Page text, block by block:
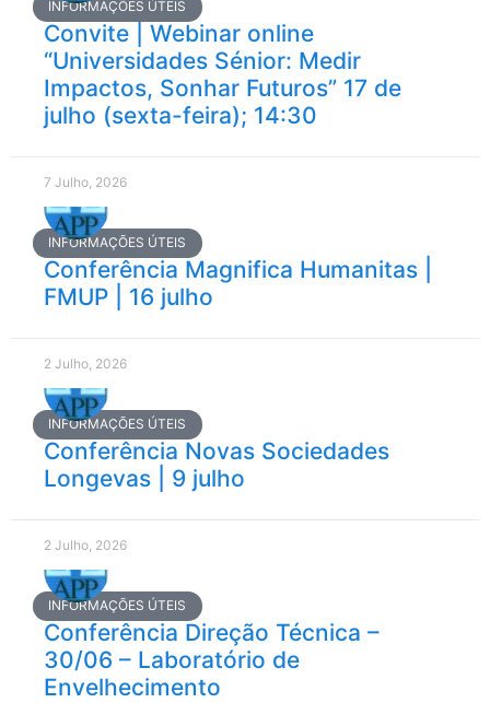
INFORMAÇÕES ÚTEIS
Convite | Webinar online
“Universidades Sénior: Medir
Impactos, Sonhar Futuros” 17 de
julho (sexta-feira); 14:30
7 Julho, 2026
INFORMAÇÕES ÚTEIS
Conferência Magnifica Humanitas |
FMUP | 16 julho
2 Julho, 2026
INFORMAÇÕES ÚTEIS
Conferência Novas Sociedades
Longevas | 9 julho
2 Julho, 2026
INFORMAÇÕES ÚTEIS
Conferência Direção Técnica –
30/06 – Laboratório de
Envelhecimento